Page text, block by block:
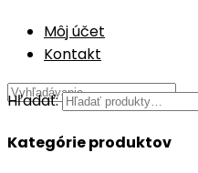
Môj účet
Kontakt
Hľadať:
Kategórie produktov